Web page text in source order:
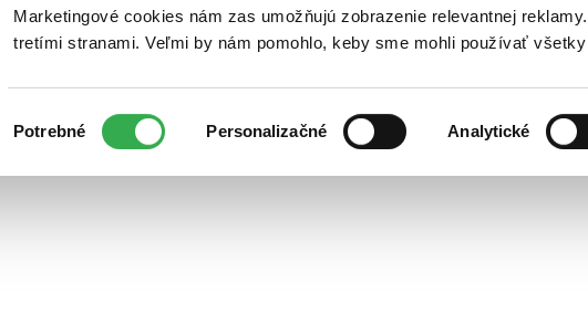
Marketingové cookies nám zas umožňujú zobrazenie relevantnej
tretími stranami. Veľmi by nám pomohlo, keby sme mohli používať
súhlasu
Potrebné Personalizačné Analytické